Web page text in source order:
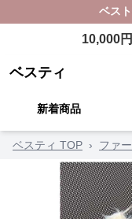
ベスト
10,000
ベスティ
新着商品
ベスティ TOP › ファ